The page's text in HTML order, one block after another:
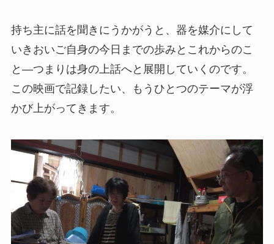
持ち主に話を聞きにうかがうと、器を媒介にして
いきおいご自身の今日までの歩みとこれからのこ
と―つまりは身の上話へと展開していくのです。
この映画で記録したい、もうひとつのテーマが浮
かび上がってきます。